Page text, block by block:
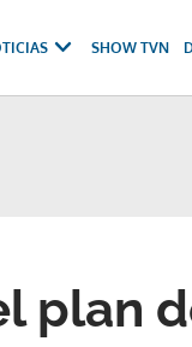
SHOW TVN
plan